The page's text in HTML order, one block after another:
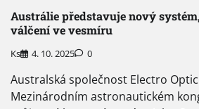
Austrálie představuje nový
válčení ve vesmíru
Ks 4. 10. 2025 0
Australská společnost Electro Optic
Mezinárodním astronautickém